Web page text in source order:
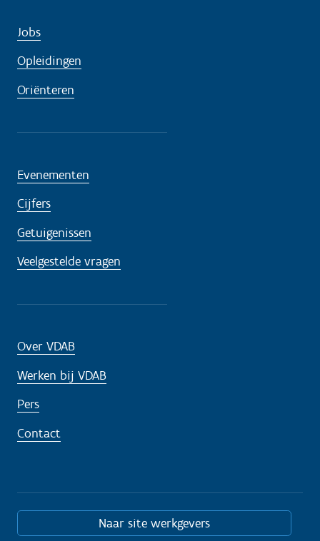
Jobs
Opleidingen
Oriënteren
Evenementen
Cijfers
Getuigenissen
Veelgestelde vragen
Over VDAB
Werken bij VDAB
Pers
Contact
Naar site werkgevers